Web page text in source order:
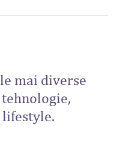
mai diverse